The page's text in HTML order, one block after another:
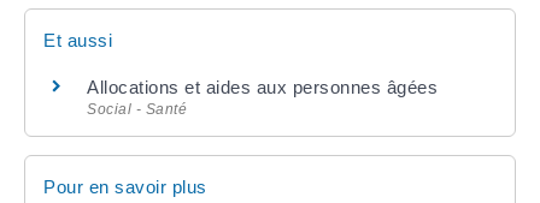
Et aussi
Allocations et aides aux personnes âgées
Social - Santé
Pour en savoir plus